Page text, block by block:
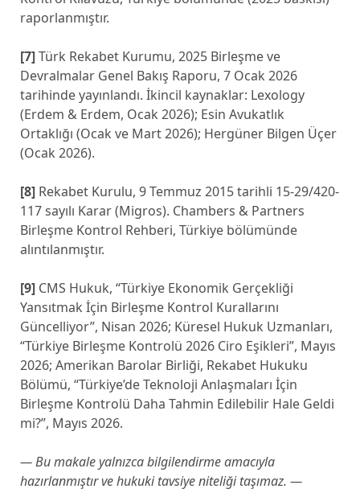
raporlanmıştır.
[7]Türk Rekabet Kurumu, 2025 Birleşme ve
Devralmalar Genel Bakış Raporu, 7 Ocak 2026
tarihinde yayınlandı. İkincil kaynaklar: Lexology
(Erdem & Erdem, Ocak 2026); Esin Avukatlık
Ortaklığı (Ocak ve Mart 2026); Hergüner Bilgen Üçer
(Ocak 2026).
[8] Rekabet Kurulu, 9 Temmuz 2015 tarihli 15-29/420-
117 sayılı Karar (Migros). Chambers & Partners
Birleşme Kontrol Rehberi, Türkiye bölümünde
alıntılanmıştır.
[9] CMS Hukuk, “Türkiye Ekonomik Gerçekliği
Yansıtmak İçin Birleşme Kontrol Kurallarını
Güncelliyor”, Nisan 2026; Küresel Hukuk Uzmanları,
“Türkiye Birleşme Kontrolü 2026 Ciro Eşikleri”, Mayıs
2026; Amerikan Barolar Birliği, Rekabet Hukuku
Bölümü, “Türkiye’de Teknoloji Anlaşmaları İçin
Birleşme Kontrolü Daha Tahmin Edilebilir Hale Geldi
mi?”, Mayıs 2026.
— Bu makale yalnızca bilgilendirme amacıyla
hazırlanmıştır ve hukuki tavsiye niteliği taşımaz. —